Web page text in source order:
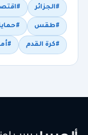
#الجزائر
#طقس
#كرة القدم